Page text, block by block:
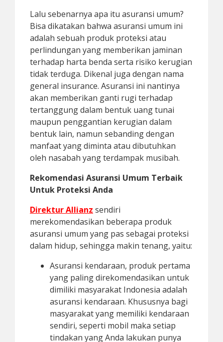
Lalu sebenarnya apa itu asuransi umum?
Bisa dikatakan bahwa asuransi umum ini
adalah sebuah produk proteksi atau
perlindungan yang memberikan jaminan
terhadap harta benda serta risiko kerugian
tidak terduga. Dikenal juga dengan nama
general insurance. Asuransi ini nantinya
akan memberikan ganti rugi terhadap
tertanggung dalam bentuk uang tunai
maupun penggantian kerugian dalam
bentuk lain, namun sebanding dengan
manfaat yang diminta atau dibutuhkan
oleh nasabah yang terdampak musibah.
Rekomendasi Asuransi Umum Terbaik
Untuk Proteksi Anda
Direktur Allianz sendiri
merekomendasikan beberapa produk
asuransi umum yang pas sebagai proteksi
dalam hidup, sehingga makin tenang, yaitu:
Asuransi kendaraan, produk pertama
yang paling direkomendasikan untuk
dimiliki masyarakat Indonesia adalah
asuransi kendaraan. Khususnya bagi
masyarakat yang memiliki kendaraan
sendiri, seperti mobil maka setiap
tindakan yang Anda lakukan punya